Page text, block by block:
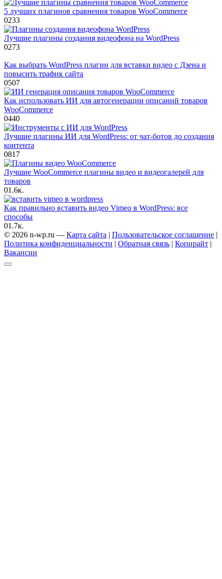
5 лучших плагинов сравнения товаров WooCommerce
0233
Лучшие плагины создания видеофона на WordPress
0273
Как выбрать WordPress плагин для вставки видео с Дзена и
повысить трафик сайта
0507
Как использовать ИИ для автогенерации описаний товаров
WooCommerce
0440
Лучшие плагины ИИ для WordPress: от чат-ботов до создания
контента
0817
Лучшие WooCommerce плагины видео и видеогалерей для
товаров
01.6к.
Как правильно вставить видео Vimeo в WordPress: все
способы
01.7к.
© 2026 n-wp.ru — Карта сайта | Пользовательское соглашение |
Политика конфиденциальности | Обратная связь | Копирайт |
Вакансии